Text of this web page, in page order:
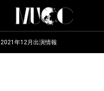
2021年12月出演情報